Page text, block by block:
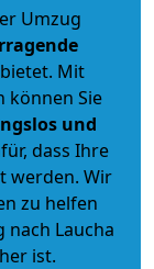
Umzug
Mit
können Sie
und
dass Ihre
werden. Wir
zu helfen
nach Laucha
ist.